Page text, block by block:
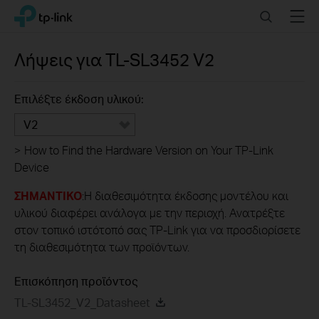
Click
navigation
TP-Link, Reliably Smart SearchMenu
Λήψεις γιαTL-SL3452 V2
Επιλέξτε έκδοση υλικού:
V2
> How to Find the Hardware Version on Your TP-Link
Device
ΣΗΜΑΝΤΙΚΟ:Η διαθεσιμότητα έκδοσης μοντέλου και
υλικού διαφέρει ανάλογα με την περιοχή. Ανατρέξτε
στον τοπικό ιστότοπό σας TP-Link για να προσδιορίσετε
τη διαθεσιμότητα των προϊόντων.
Επισκόπηση προϊόντος
TL-SL3452_V2_Datasheet